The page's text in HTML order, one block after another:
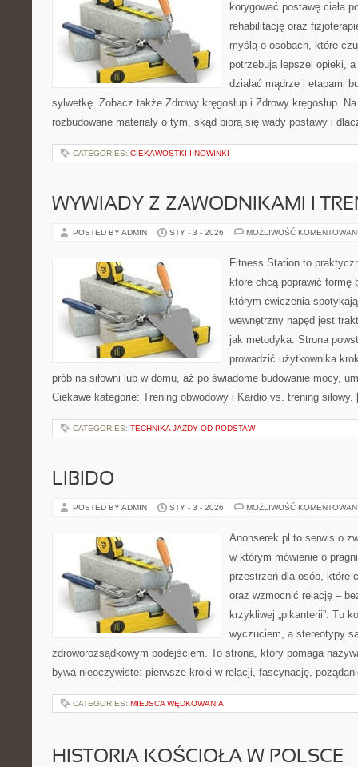
korygować postawę ciała
rehabilitację oraz
myślą o osobach, które
potrzebują lepszej opieki,
działać mądrze i etapami
sylwetkę. Zobacz także Zdrowy kręgosłup i Zdrowy kręgosłup.
rozbudowane materiały o tym, skąd biorą się wady postawy i
CATEGORIES: CIEKAWOSTKI I NOWINKI
WYWIADY Z ZAWODNIKAMI I
POSTED BY ADMIN STY - 3 - 2026 MOŻLIWOŚĆ
Fitness Station to
które chcą poprawić formę
którym ćwiczenia
wewnętrzny napęd jest
jak metodyka. Strona
prowadzić użytkownika
prób na siłowni lub w domu, aż po świadome budowanie mocy,
Ciekawe kategorie: Trening obwodowy i Kardio vs. trening
CATEGORIES: TECHNIKA JAZDY OD PODSTAW
LIBIDO
POSTED BY ADMIN STY - 3 - 2026 MOŻLIWOŚĆ
Anonserek.pl to serwis o
w którym mówienie o
przestrzeń dla osób, które
oraz wzmocnić relację –
krzykliwej „pikanterii”. Tu
wyczuciem, a stereotypy
zdroworozsądkowym podejściem. To strona, który pomaga
bywa nieoczywiste: pierwsze kroki w relacji, fascynację,
CATEGORIES: MIEJSCA WĘDKOWANIA
HISTORIA KOŚCIOŁA W POLSCE